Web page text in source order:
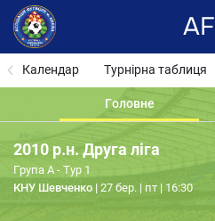
Календар Турнірна таблиця
Головне
2010 р.н. Друга ліга
Група А - Тур 1
КНУ Шевченко 27 бер. | пт | 16:30